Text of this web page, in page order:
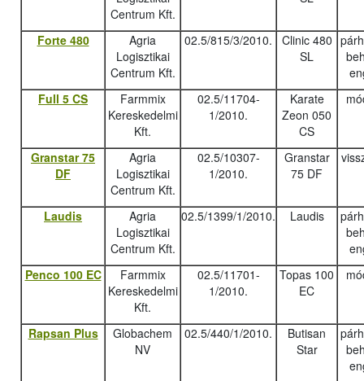
Centrum Kft.
Forte 480
Agria
Logisztikai
Centrum Kft.
02.5/815/3/2010.
Clinic 480
SL
Full 5 CS
Farmmix
Kereskedelmi
Kft.
02.5/11704-
1/2010.
Karate
Zeon 050
CS
Granstar 75
DF
Agria
Logisztikai
Centrum Kft.
02.5/10307-
1/2010.
Granstar
75 DF
Laudis
Agria
Logisztikai
Centrum Kft.
02.5/1399/1/2010. Laudis
Penco 100 EC
Farmmix
Kereskedelmi
Kft.
02.5/11701-
1/2010.
Topas 100
EC
Rapsan Plus
Globachem
NV
02.5/440/1/2010.
Butisan
Star